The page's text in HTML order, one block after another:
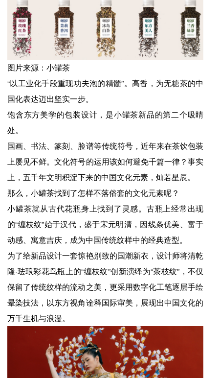
图片来源：小罐茶
“以工业化手段重现功夫泡的精髓”。高香，为无糖茶的中
国化表达迈出坚实一步。
饱含东方美学的包装设计，是小罐茶新品的第二个吸睛
处。
国画、书法、篆刻、脸谱等传统符号，近年来在茶饮包装
上屡见不鲜。文化符号的运用该如何避免千篇一律？事实
上，五千年文明积淀下来的中国文化元素，灿若星辰。
那么，小罐茶找到了怎样不落俗套的文化元素呢？
小罐茶就从古代花瓶身上找到了灵感。古瓶上经常出现
的“缠枝纹”始于汉代，盛于宋元明清，因线条优美、富于
动感、寓意吉庆，成为中国传统纹样中的经典造型。
为了给新品设计一套惊艳别致的国潮新衣，设计师将清乾
隆·珐琅彩花鸟瓶上的“缠枝纹”创新演绎为“茶枝纹”，不仅
保留了传统纹样的流动之美，更采用数字化工笔逐层手绘
晕染技法，以东方视角诠释国际审美，展现出中国文化的
万千生机与浪漫。